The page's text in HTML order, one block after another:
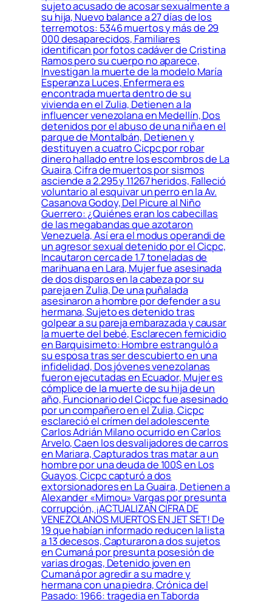
sujeto acusado de acosar sexualmente a
su hija, Nuevo balance a 27 días de los
terremotos: 5346 muertos y más de 29
000 desaparecidos, Familiares
identifican por fotos cadáver de Cristina
Ramos pero su cuerpo no aparece,
Investigan la muerte de la modelo María
Esperanza Luces, Enfermera es
encontrada muerta dentro de su
vivienda en el Zulia, Detienen a la
influencer venezolana en Medellín, Dos
detenidos por el abuso de una niña en el
parque de Montalbán, Detienen y
destituyen a cuatro Cicpc por robar
dinero hallado entre los escombros de La
Guaira, Cifra de muertos por sismos
asciende a 2.295 y 11267 heridos, Falleció
voluntario al esquivar un perro en la Av.
Casanova Godoy, Del Picure al Niño
Guerrero: ¿Quiénes eran los cabecillas
de las megabandas que azotaron
Venezuela, Así era el modus operandi de
un agresor sexual detenido por el Cicpc,
Incautaron cerca de 1.7 toneladas de
marihuana en Lara, Mujer fue asesinada
de dos disparos en la cabeza por su
pareja en Zulia, De una puñalada
asesinaron a hombre por defender a su
hermana, Sujeto es detenido tras
golpear a su pareja embarazada y causar
la muerte del bebé, Esclarecen femicidio
en Barquisimeto: Hombre estranguló a
su esposa tras ser descubierto en una
infidelidad, Dos jóvenes venezolanas
fueron ejecutadas en Ecuador, Mujer es
cómplice de la muerte de su hija de un
año, Funcionario del Cicpc fue asesinado
por un compañero en el Zulia, Cicpc
esclareció el crímen del adolescente
Carlos Adrián Milano ocurrido en Carlos
Arvelo, Caen los desvalijadores de carros
en Mariara, Capturados tras matar a un
hombre por una deuda de 100$ en Los
Guayos, Cicpc capturó a dos
extorsionadores en La Guaira, Detienen a
Alexander «Mimou» Vargas por presunta
corrupción, ¡ACTUALIZAN CIFRA DE
VENEZOLANOS MUERTOS EN JET SET! De
19 que habían informado reducen la lista
a 13 decesos, Capturaron a dos sujetos
en Cumaná por presunta posesión de
varias drogas, Detenido joven en
Cumaná por agredir a su madre y
hermana con una piedra, Crónica del
Pasado: 1966: tragedia en Taborda